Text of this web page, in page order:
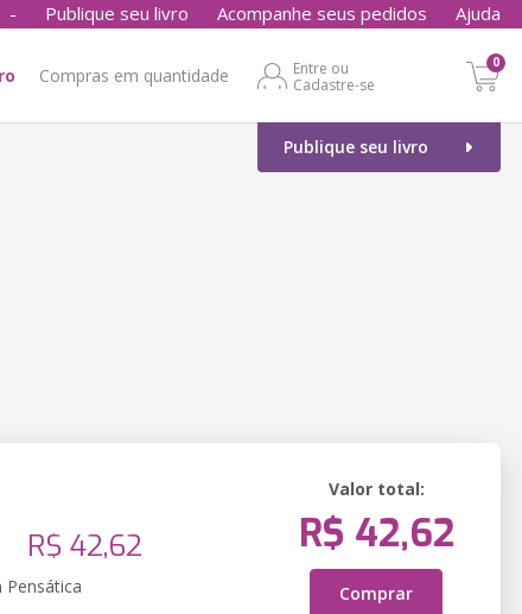
- Publique seu livro Acompanhe seus pedidos Ajuda
Compras em quantidade
Entre ou
Cadastre-se
0
Publique seu livro
R$ 42,62
Pensática
Valor total:
R$ 42,62
Comprar